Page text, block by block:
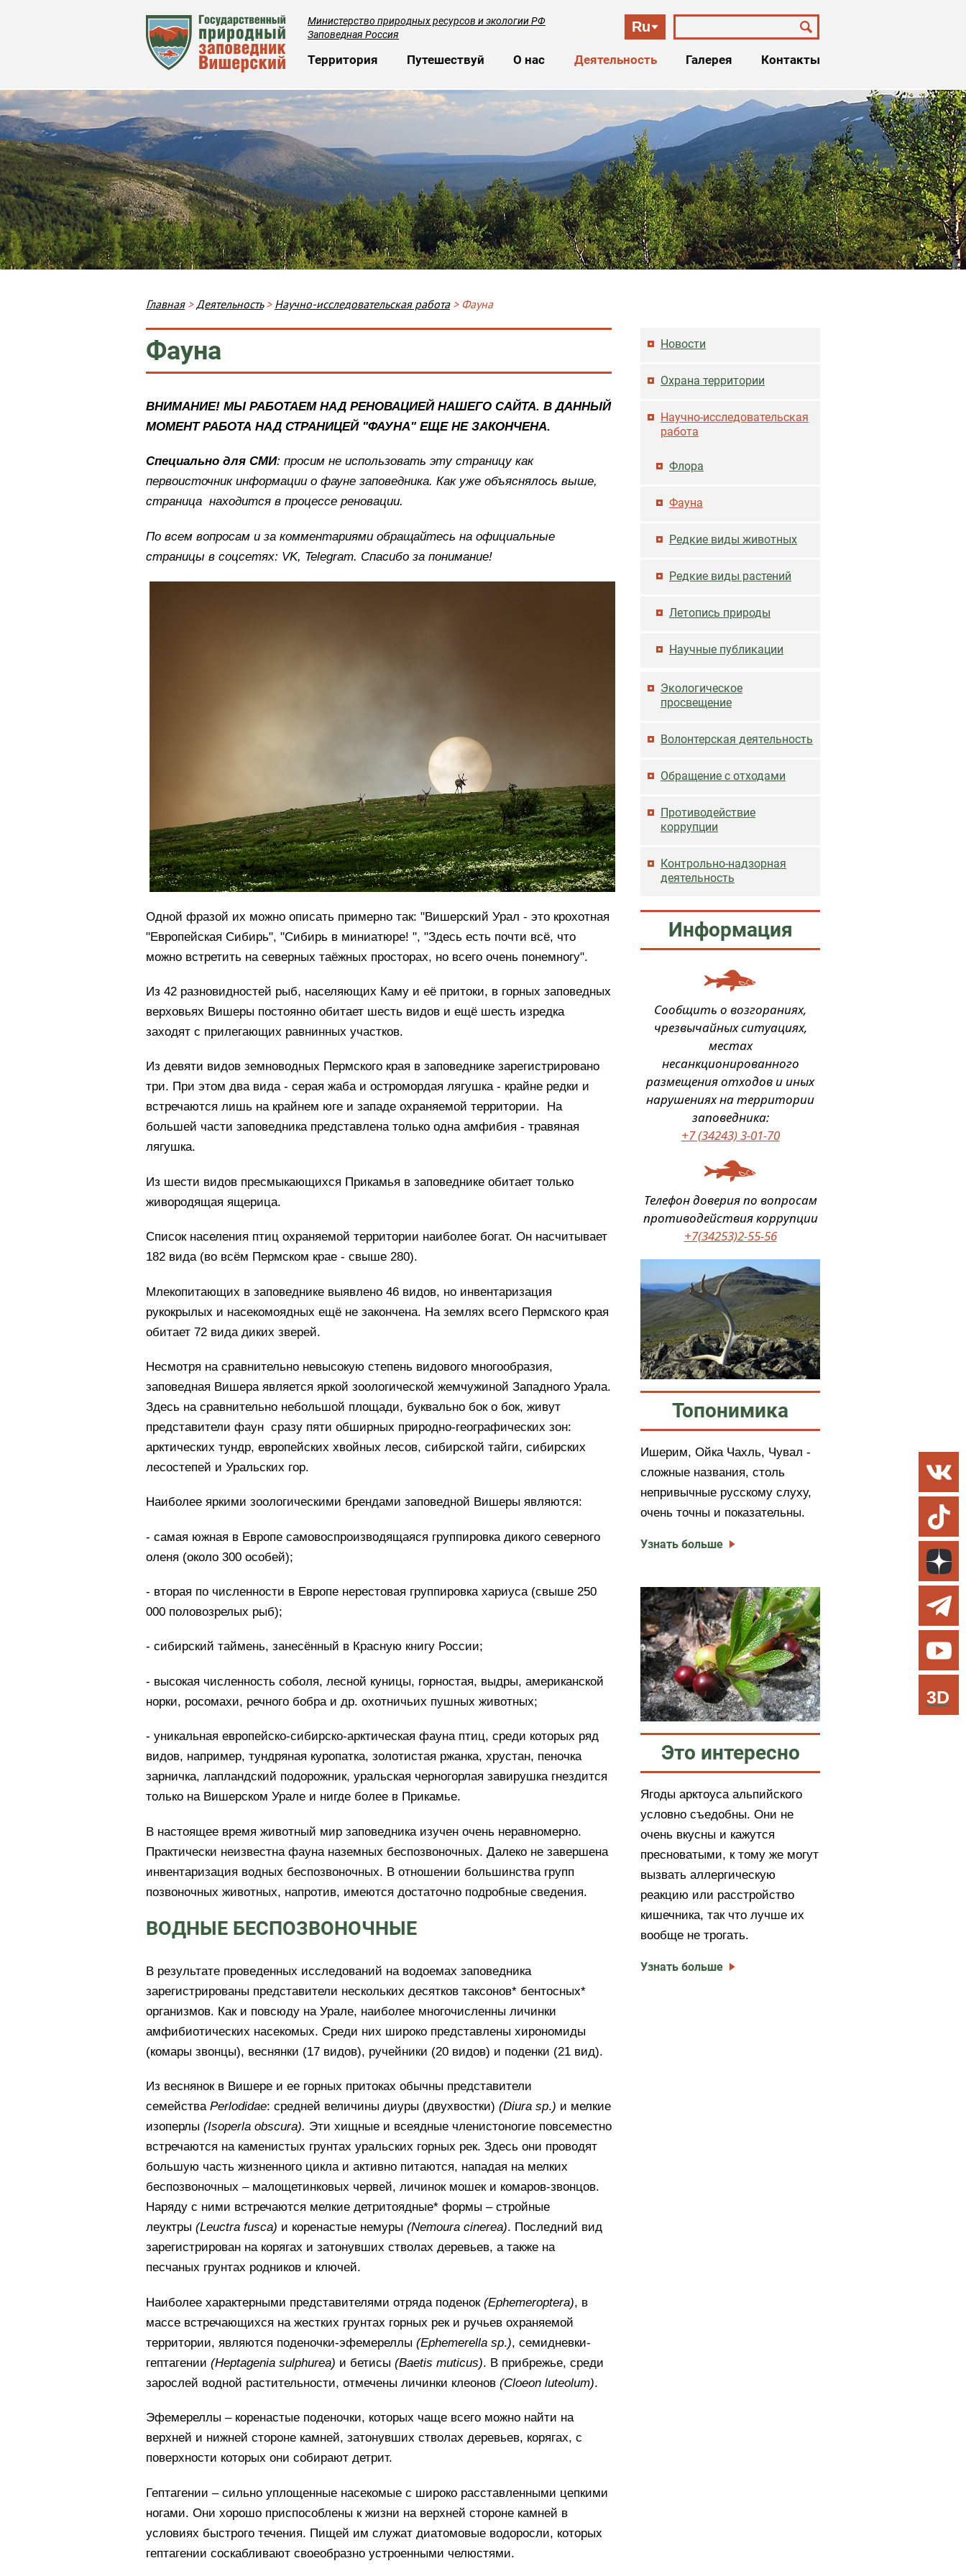
Министерство природных ресурсов и экологии РФ
Заповедная Россия
Ru
Основная навигация
Территория Путешествуй О нас Деятельность Галерея Контакты
Строка навигации
Главная Деятельность Научно-исследовательская работа Фауна
Фауна
ВНИМАНИЕ! МЫ РАБОТАЕМ НАД РЕНОВАЦИЕЙ НАШЕГО САЙТА. В ДАННЫЙ
МОМЕНТ РАБОТА НАД СТРАНИЦЕЙ "ФАУНА" ЕЩЕ НЕ ЗАКОНЧЕНА.
Специально для СМИ: просим не использовать эту страницу как
первоисточник информации о фауне заповедника. Как уже объяснялось выше,
страница находится в процессе реновации.
По всем вопросам и за комментариями обращайтесь на официальные
страницы в соцсетях: VK, Telegram. Спасибо за понимание!
Одной фразой их можно описать примерно так: "Вишерский Урал - это крохотная
"Европейская Сибирь", "Сибирь в миниатюре! ", "Здесь есть почти всё, что
можно встретить на северных таёжных просторах, но всего очень понемногу".
Из 42 разновидностей рыб, населяющих Каму и её притоки, в горных заповедных
верховьях Вишеры постоянно обитает шесть видов и ещё шесть изредка
заходят с прилегающих равнинных участков.
Из девяти видов земноводных Пермского края в заповеднике зарегистрировано
три. При этом два вида - серая жаба и остромордая лягушка - крайне редки и
встречаются лишь на крайнем юге и западе охраняемой территории. На
большей части заповедника представлена только одна амфибия - травяная
лягушка.
Из шести видов пресмыкающихся Прикамья в заповеднике обитает только
живородящая ящерица.
Список населения птиц охраняемой территории наиболее богат. Он насчитывает
182 вида (во всём Пермском крае - свыше 280).
Млекопитающих в заповеднике выявлено 46 видов, но инвентаризация
рукокрылых и насекомоядных ещё не закончена. На землях всего Пермского края
обитает 72 вида диких зверей.
Несмотря на сравнительно невысокую степень видового многообразия,
заповедная Вишера является яркой зоологической жемчужиной Западного Урала.
Здесь на сравнительно небольшой площади, буквально бок о бок, живут
представители фаун сразу пяти обширных природно-географических зон:
арктических тундр, европейских хвойных лесов, сибирской тайги, сибирских
лесостепей и Уральских гор.
Наиболее яркими зоологическими брендами заповедной Вишеры являются:
- самая южная в Европе самовоспроизводящаяся группировка дикого северного
оленя (около 300 особей);
- вторая по численности в Европе нерестовая группировка хариуса (свыше 250
000 половозрелых рыб);
- сибирский таймень, занесённый в Красную книгу России;
- высокая численность соболя, лесной куницы, горностая, выдры, американской
норки, росомахи, речного бобра и др. охотничьих пушных животных;
- уникальная европейско-сибирско-арктическая фауна птиц, среди которых ряд
видов, например, тундряная куропатка, золотистая ржанка, хрустан, пеночка
зарничка, лапландский подорожник, уральская черногорлая завирушка гнездится
только на Вишерском Урале и нигде более в Прикамье.
В настоящее время животный мир заповедника изучен очень неравномерно.
Практически неизвестна фауна наземных беспозвоночных. Далеко не завершена
инвентаризация водных беспозвоночных. В отношении большинства групп
позвоночных животных, напротив, имеются достаточно подробные сведения.
ВОДНЫЕ БЕСПОЗВОНОЧНЫЕ
В результате проведенных исследований на водоемах заповедника
зарегистрированы представители нескольких десятков таксонов* бентосных*
организмов. Как и повсюду на Урале, наиболее многочисленны личинки
амфибиотических насекомых. Среди них широко представлены хирономиды
(комары звонцы), веснянки (17 видов), ручейники (20 видов) и поденки (21 вид).
Из веснянок в Вишере и ее горных притоках обычны представители
семейства Perlodidae: средней величины диуры (двухвостки) (Diura sp.) и мелкие
изоперлы (Isoperla obscura). Эти хищные и всеядные членистоногие повсеместно
встречаются на каменистых грунтах уральских горных рек. Здесь они проводят
большую часть жизненного цикла и активно питаются, нападая на мелких
беспозвоночных – малощетинковых червей, личинок мошек и комаров-звонцов.
Наряду с ними встречаются мелкие детритоядные* формы – стройные
леуктры (Leuctra fusca) и коренастые немуры (Nemoura cinerea). Последний вид
зарегистрирован на корягах и затонувших стволах деревьев, а также на
песчаных грунтах родников и ключей.
Наиболее характерными представителями отряда поденок (Ephemeroptera), в
массе встречающихся на жестких грунтах горных рек и ручьев охраняемой
территории, являются поденочки-эфемереллы (Ephemerella sp.), семидневки-
гептагении (Heptagenia sulphurea) и бетисы (Baetis muticus). В прибрежье, среди
зарослей водной растительности, отмечены личинки клеонов (Cloeon luteolum).
Эфемереллы – коренастые поденочки, которых чаще всего можно найти на
верхней и нижней стороне камней, затонувших стволах деревьев, корягах, с
поверхности которых они собирают детрит.
Гептагении – сильно уплощенные насекомые с широко расставленными цепкими
ногами. Они хорошо приспособлены к жизни на верхней стороне камней в
условиях быстрого течения. Пищей им служат диатомовые водоросли, которых
гептагении соскабливают своеобразно устроенными челюстями.
3D
Основная навигация
Новости
Охрана территории
Научно-исследовательская
работа
Флора
Фауна
Редкие виды животных
Редкие виды растений
Летопись природы
Научные публикации
Экологическое
просвещение
Волонтерская деятельность
Обращение с отходами
Противодействие
коррупции
Контрольно-надзорная
деятельность
Информация
Сообщить о возгораниях,
чрезвычайных ситуациях,
местах
несанкционированного
размещения отходов и иных
нарушениях на территории
заповедника:
+7 (34243) 3-01-70
Телефон доверия по вопросам
противодействия коррупции
+7(34253)2-55-56
Топонимика
Ишерим, Ойка Чахль, Чувал -
сложные названия, столь
непривычные русскому слуху,
очень точны и показательны.
Узнать больше
Это интересно
Ягоды арктоуса альпийского
условно съедобны. Они не
очень вкусны и кажутся
пресноватыми, к тому же могут
вызвать аллергическую
реакцию или расстройство
кишечника, так что лучше их
вообще не трогать.
Узнать больше